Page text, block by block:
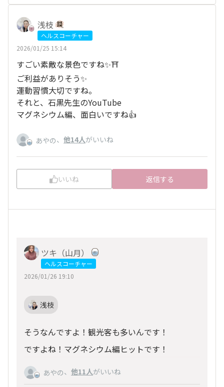
浅枝
ヘルスコーチャー
2026/01/25 15:14
すごい素敵な景色ですね✨⛩
ご利益がありそう✨
運動習慣大切ですね。
それと、石黒先生のYouTube
マグネシウム編、面白いですね👍
あやの、 他14人がいいね
いいね 返信する
ツキ（山月）
ヘルスコーチャー
2026/01/26 19:10
浅枝
そうなんですよ！観光客も多いんです！
ですよね！マグネシウム編ヒットです！
あやの、 他11人がいいね